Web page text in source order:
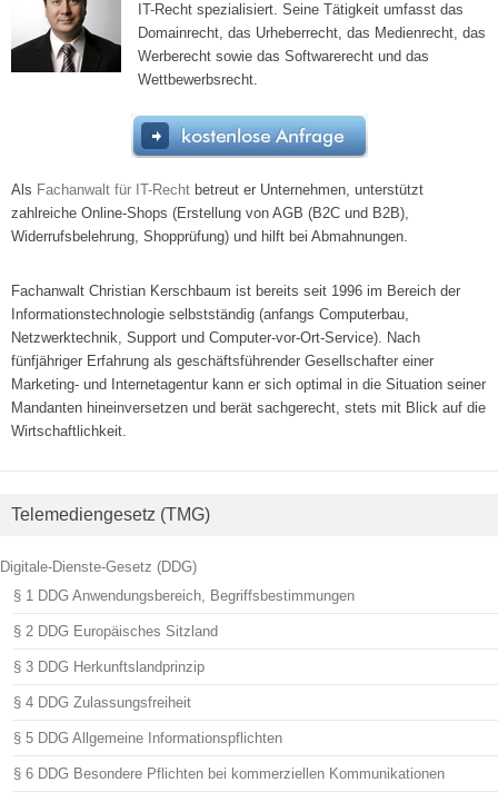
IT-Recht spezialisiert. Seine Tätigkeit umfasst das
Domainrecht, das Urheberrecht, das Medienrecht, das
Werberecht sowie das Softwarerecht und das
Wettbewerbsrecht.
Als Fachanwalt für IT-Recht betreut er Unternehmen, unterstützt
zahlreiche Online-Shops (Erstellung von AGB (B2C und B2B),
Widerrufsbelehrung, Shopprüfung) und hilft bei Abmahnungen.
Fachanwalt Christian Kerschbaum ist bereits seit 1996 im Bereich der
Informationstechnologie selbstständig (anfangs Computerbau,
Netzwerktechnik, Support und Computer-vor-Ort-Service). Nach
fünfjähriger Erfahrung als geschäftsführender Gesellschafter einer
Marketing- und Internetagentur kann er sich optimal in die Situation seiner
Mandanten hineinversetzen und berät sachgerecht, stets mit Blick auf die
Wirtschaftlichkeit.
Telemediengesetz (TMG)
Digitale-Dienste-Gesetz (DDG)
§ 1 DDG Anwendungsbereich, Begriffsbestimmungen
§ 2 DDG Europäisches Sitzland
§ 3 DDG Herkunftslandprinzip
§ 4 DDG Zulassungsfreiheit
§ 5 DDG Allgemeine Informationspflichten
§ 6 DDG Besondere Pflichten bei kommerziellen Kommunikationen